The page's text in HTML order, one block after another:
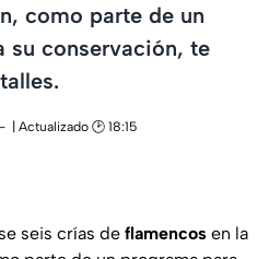
como parte de un
su conservación, te
| Actualizado 🕑 18:15
seis crías de flamencos en la